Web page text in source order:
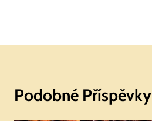
Podobné Příspěvky